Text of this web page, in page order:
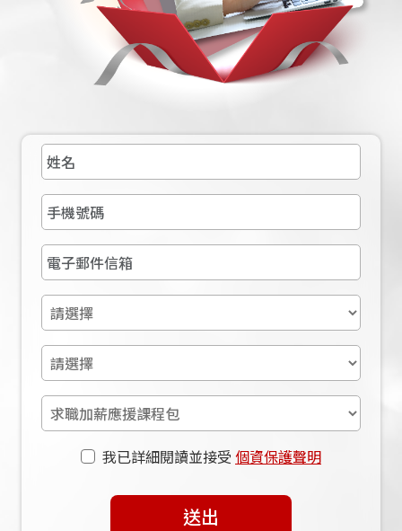
我已詳細閱讀並接受 個資保護聲明
送出